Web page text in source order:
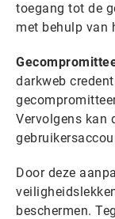
toegang tot de
met behulp van
darkweb
Vervolgens kan
Door deze
beschermen.